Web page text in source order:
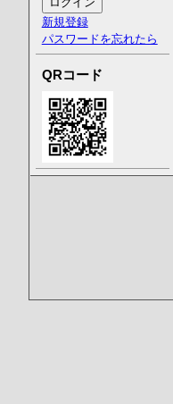
新規登録
パスワードを忘れたら
QRコード